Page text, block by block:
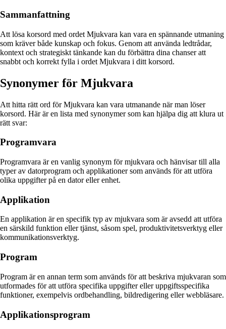
Sammanfattning
Att lösa korsord med ordet Mjukvara kan vara en spännande utmaning
som kräver både kunskap och fokus. Genom att använda ledtrådar,
kontext och strategiskt tänkande kan du förbättra dina chanser att
snabbt och korrekt fylla i ordet Mjukvara i ditt korsord.
Synonymer för Mjukvara
Att hitta rätt ord för Mjukvara kan vara utmanande när man löser
korsord. Här är en lista med synonymer som kan hjälpa dig att klura ut
rätt svar:
Programvara
Programvara är en vanlig synonym för mjukvara och hänvisar till alla
typer av datorprogram och applikationer som används för att utföra
olika uppgifter på en dator eller enhet.
Applikation
En applikation är en specifik typ av mjukvara som är avsedd att utföra
en särskild funktion eller tjänst, såsom spel, produktivitetsverktyg eller
kommunikationsverktyg.
Program
Program är en annan term som används för att beskriva mjukvaran som
utformades för att utföra specifika uppgifter eller uppgiftsspecifika
funktioner, exempelvis ordbehandling, bildredigering eller webbläsare.
Applikationsprogram